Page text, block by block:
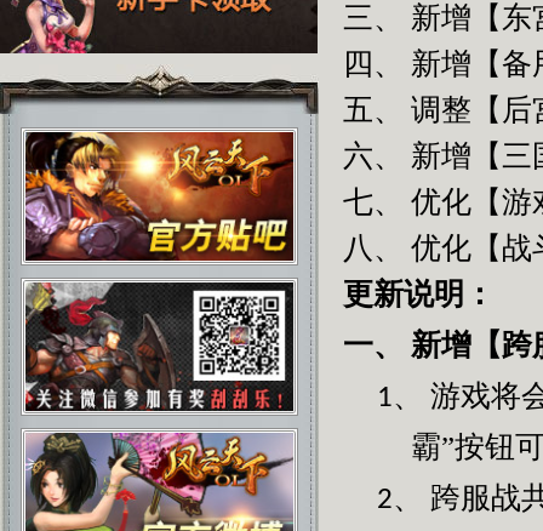
三、 新增【
四、 新增【
五、 调整【
六、 新增【
七、 优化【游
八、 优化【
更新说明：
一、 新增【跨
1、
游戏将
霸”按钮
2、
跨服战